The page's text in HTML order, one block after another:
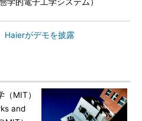
Haierがデモを披露
MIT）
and